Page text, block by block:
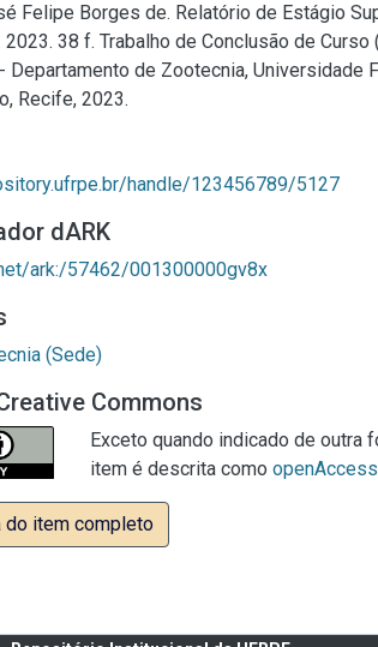
Felipe Borges de. Relatório de Estágio
38 f. Trabalho de Conclusão de Curso
Departamento de Zootecnia, Universidade
Recife, 2023.
handle/123456789/5127
dARK
ark:/57462/001300000gv8x
(Sede)
Commons
Exceto quando indicado de outra
item é descrita como openAccess
do item completo